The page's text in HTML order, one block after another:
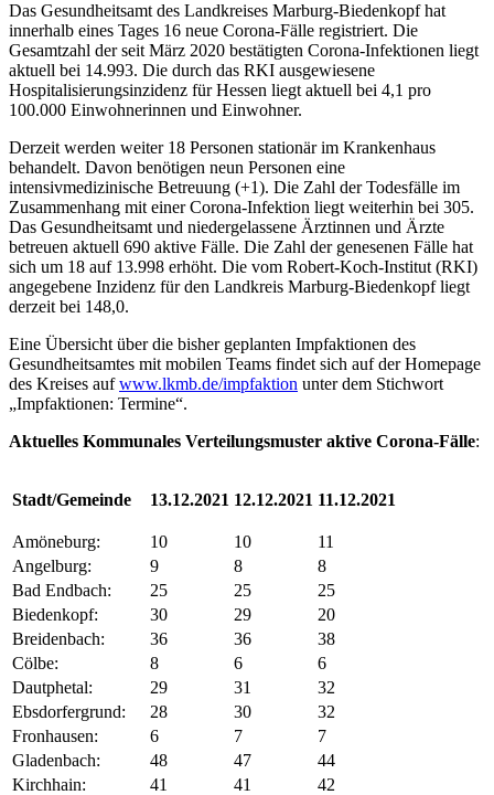
Das Gesundheitsamt des Landkreises Marburg-Biedenkopf hat
innerhalb eines Tages 16 neue Corona-Fälle registriert. Die
Gesamtzahl der seit März 2020 bestätigten Corona-Infektionen liegt
aktuell bei 14.993. Die durch das RKI ausgewiesene
Hospitalisierungsinzidenz für Hessen liegt aktuell bei 4,1 pro
100.000 Einwohnerinnen und Einwohner.
Derzeit werden weiter 18 Personen stationär im Krankenhaus
behandelt. Davon benötigen neun Personen eine
intensivmedizinische Betreuung (+1). Die Zahl der Todesfälle im
Zusammenhang mit einer Corona-Infektion liegt weiterhin bei 305.
Das Gesundheitsamt und niedergelassene Ärztinnen und Ärzte
betreuen aktuell 690 aktive Fälle. Die Zahl der genesenen Fälle hat
sich um 18 auf 13.998 erhöht. Die vom Robert-Koch-Institut (RKI)
angegebene Inzidenz für den Landkreis Marburg-Biedenkopf liegt
derzeit bei 148,0.
Eine Übersicht über die bisher geplanten Impfaktionen des
Gesundheitsamtes mit mobilen Teams findet sich auf der Homepage
des Kreises aufwww.lkmb.de/impfaktion unter dem Stichwort
„Impfaktionen: Termine“.
Aktuelles Kommunales Verteilungsmuster aktive Corona-Fälle:
Stadt/Gemeinde 13.12.2021 12.12.2021 11.12.2021
Amöneburg: 10 10
11
Angelburg:
9 8
8
Bad Endbach:
25 25
25
Biedenkopf:
30 29
20
Breidenbach:
36 36
38
Cölbe:
8 6
6
Dautphetal:
29 31
32
Ebsdorfergrund:
28 30
32
Fronhausen:
6 7
7
Gladenbach:
48 47
44
Kirchhain:
41 41 42